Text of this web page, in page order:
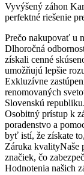
Vyvýšený záhon
perfektné riešenie
Prečo nakupovať u
Dlhoročná
získali cenné
umožňujú lepšie
Exkluzívne
renomovaných
Slovenskú republiku.
Osobitný prístup k
poradenstvo a
byť istí, že získate
Záruka kvalityNaše
značiek, čo
Hodnotenia našich